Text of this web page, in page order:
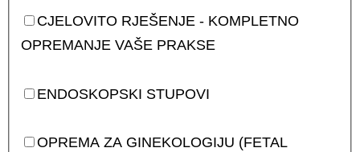
CJELOVITO RJEŠENJE - KOMPLETNO
OPREMANJE VAŠE PRAKSE
ENDOSKOPSKI STUPOVI
OPREMA ZA GINEKOLOGIJU (FETAL